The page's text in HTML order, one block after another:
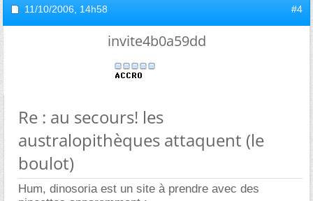
11/10/2006, 14h58 #4
invite4b0a59dd
Re : au secours! les
australopithèques attaquent (le
boulot)
Hum, dinosoria est un site à prendre avec des